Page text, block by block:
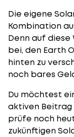
Die eigene
Kombination
Denn auf
bei, den Earth
hinten zu
noch bares
Du möchtest
aktiven Beitrag
prüfe noch
zukünftigen